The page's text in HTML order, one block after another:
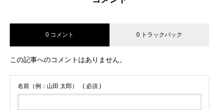
0 コメント 0 トラックバック
この記事へのコメントはありません。
名前（例：山田 太郎） ( 必須 )